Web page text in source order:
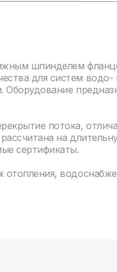
шпинделем
для систем
Оборудование
потока,
на
сертификаты.
отопления,